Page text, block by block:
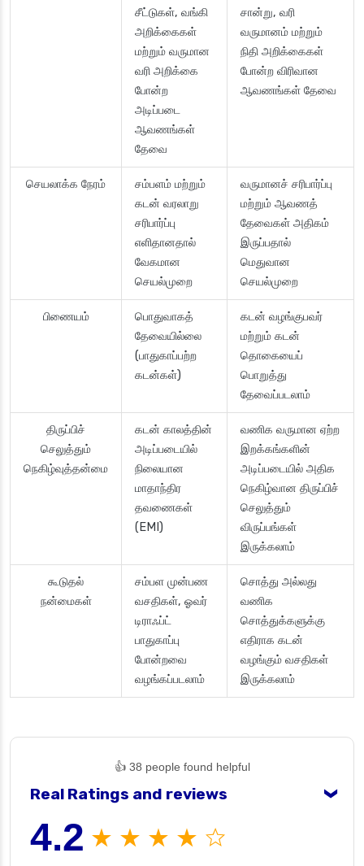
சீட்டுகள், வங்கி
அறிக்கைகள்
மற்றும் வருமான
வரி அறிக்கை
போன்ற
அடிப்படை
ஆவணங்கள்
தேவை
சான்று, வரி
வருமானம் மற்றும்
நிதி அறிக்கைகள்
போன்ற விரிவான
ஆவணங்கள் தேவை
செயலாக்க நேரம்
சம்பளம் மற்றும்
கடன் வரலாறு
சரிபார்ப்பு
எளிதானதால்
வேகமான
செயல்முறை
வருமானச் சரிபார்ப்பு
மற்றும் ஆவணத்
தேவைகள் அதிகம்
இருப்பதால்
மெதுவான
செயல்முறை
பிணையம்
பொதுவாகத்
தேவையில்லை
(பாதுகாப்பற்ற
கடன்கள்)
கடன் வழங்குபவர்
மற்றும் கடன்
தொகையைப்
பொறுத்து
தேவைப்படலாம்
திருப்பிச்
செலுத்தும்
நெகிழ்வுத்தன்மை
கடன் காலத்தின்
அடிப்படையில்
நிலையான
மாதாந்திர
தவணைகள்
(EMI)
வணிக வருமான ஏற்ற
இறக்கங்களின்
அடிப்படையில் அதிக
நெகிழ்வான திருப்பிச்
செலுத்தும்
விருப்பங்கள்
இருக்கலாம்
கூடுதல்
நன்மைகள்
சம்பள முன்பண
வசதிகள், ஓவர்
டிராஃப்ட்
பாதுகாப்பு
போன்றவை
வழங்கப்படலாம்
சொத்து அல்லது
வணிக
சொத்துக்களுக்கு
எதிராக கடன்
வழங்கும் வசதிகள்
இருக்கலாம்
👍 38 people found helpful
Real Ratings and reviews ❯
4.2 ★ ★ ★ ★ ☆